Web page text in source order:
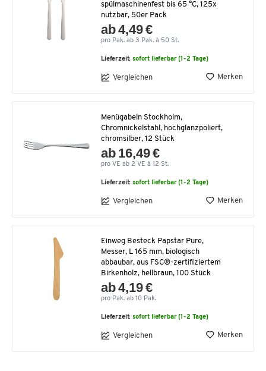
spülmaschinenfest bis 65 °C, 125x
nutzbar, 50er Pack
ab 4,49 €
pro Pak. ab 3 Pak. à 50 St.
Lieferzeit:sofort lieferbar (1-2 Tage)
Vergleichen Merken
Menügabeln Stockholm,
Chromnickelstahl, hochglanzpoliert,
chromsilber, 12 Stück
ab 16,49 €
pro VE ab 2 VE à 12 St.
Lieferzeit:sofort lieferbar (1-2 Tage)
Vergleichen Merken
Einweg Besteck Papstar Pure,
Messer, L 165 mm, biologisch
abbaubar, aus FSC®-zertifiziertem
Birkenholz, hellbraun, 100 Stück
ab 4,19 €
pro Pak. ab 10 Pak.
Lieferzeit:sofort lieferbar (1-2 Tage)
Vergleichen Merken